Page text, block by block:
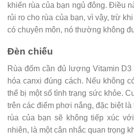
khiến rùa của bạn ngủ đông. Điều
rủi ro cho rùa của bạn, vì vậy, trừ
có chuyên môn, nó thường không
Đèn chiếu
Rùa đốm cần đủ lượng Vitamin
hóa canxi đúng cách. Nếu không
thể bị một số tình trạng sức khỏe.
trên các điểm phơi nắng, đặc biệt
rùa của bạn sẽ không tiếp xúc
nhiên, là một cân nhắc quan trọng